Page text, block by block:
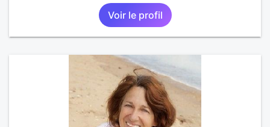
de la relation !! A bon entendeur !
Voir le profil